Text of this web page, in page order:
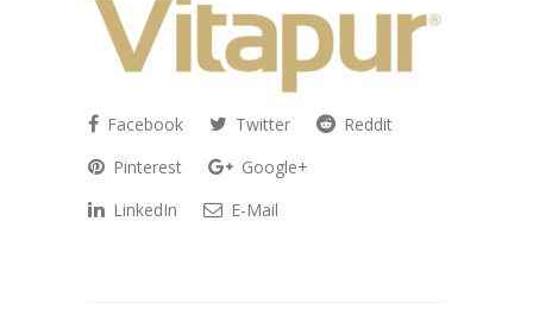
Facebook Twitter
Reddit
Pinterest
Google+
LinkedIn
E-Mail